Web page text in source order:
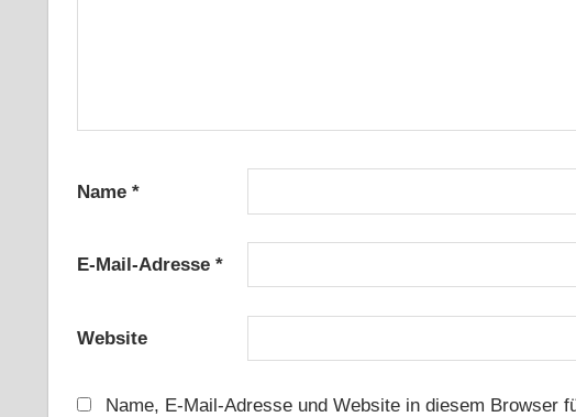
Name *
E-Mail-Adresse *
Website
Name, E-Mail-Adresse und Website in diesem Browser